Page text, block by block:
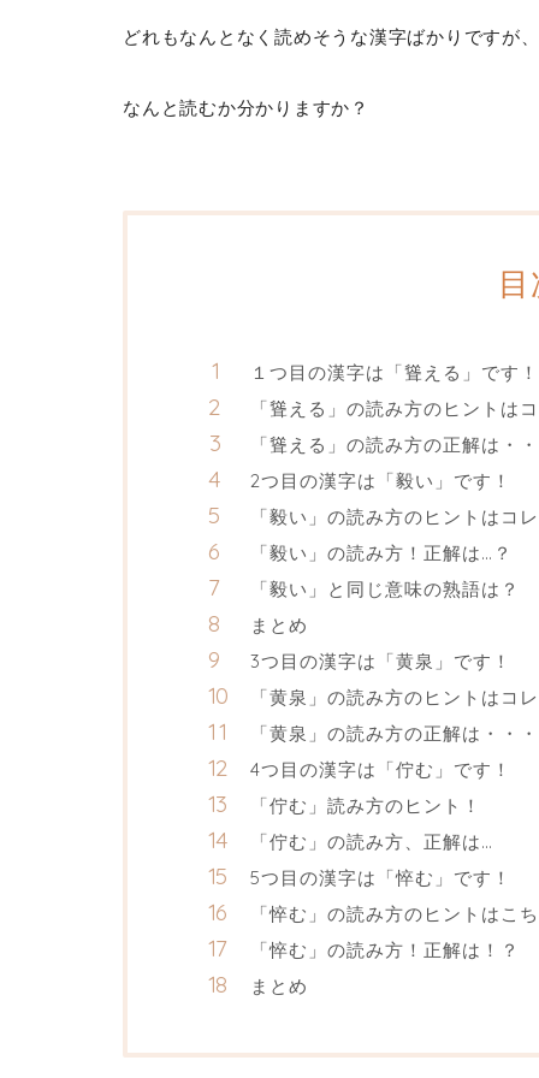
どれもなんとなく読めそうな漢字ばかりですが、
なんと読むか分かりますか？
目
１つ目の漢字は「聳える」です！
「聳える」の読み方のヒントはコ
「聳える」の読み方の正解は・
2つ目の漢字は「毅い」です！
「毅い」の読み方のヒントはコレ
「毅い」の読み方！正解は…？
「毅い」と同じ意味の熟語は？
まとめ
3つ目の漢字は「黄泉」です！
「黄泉」の読み方のヒントはコレ
「黄泉」の読み方の正解は・・
4つ目の漢字は「佇む」です！
「佇む」読み方のヒント！
「佇む」の読み方、正解は…
5つ目の漢字は「悴む」です！
「悴む」の読み方のヒントはこ
「悴む」の読み方！正解は！？
まとめ